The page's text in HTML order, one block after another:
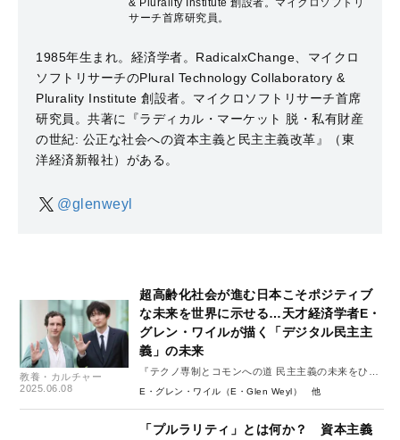
& Plurality Institute 創設者。マイクロソフトリ
サーチ首席研究員。
1985年生まれ。経済学者。RadicalxChange、マイクロ
ソフトリサーチのPlural Technology Collaboratory &
Plurality Institute 創設者。マイクロソフトリサーチ首席
研究員。共著に『ラディカル・マーケット 脱・私有財産
の世紀: 公正な社会への資本主義と民主主義改革』（東
洋経済新報社）がある。
@glenweyl
教養・カルチャー
2025.06.08
超高齢化社会が進む日本こそポジティブ
な未来を世界に示せる…天才経済学者E・
グレン・ワイルが描く「デジタル民主主
義」の未来
『テクノ専制とコモンへの道 民主主義の未来をひら
く多元技術PLURALITYとは？』 #2
E・グレン・ワイル（E・Glen Weyl）
「プルラリティ」とは何か？ 資本主義